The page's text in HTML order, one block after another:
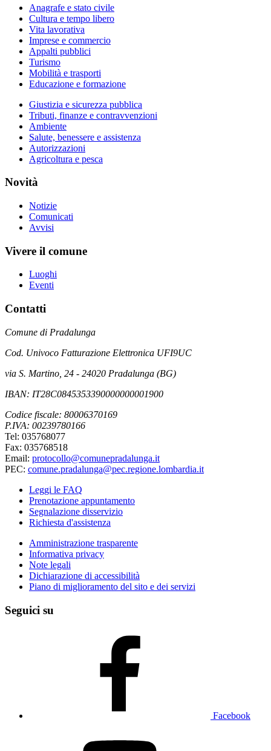
Anagrafe e stato civile
Cultura e tempo libero
Vita lavorativa
Imprese e commercio
Appalti pubblici
Turismo
Mobilità e trasporti
Educazione e formazione
Giustizia e sicurezza pubblica
Tributi, finanze e contravvenzioni
Ambiente
Salute, benessere e assistenza
Autorizzazioni
Agricoltura e pesca
Novità
Notizie
Comunicati
Avvisi
Vivere il comune
Luoghi
Eventi
Contatti
Comune di Pradalunga
Cod. Univoco Fatturazione Elettronica UFI9UC
via S. Martino, 24 - 24020 Pradalunga (BG)
IBAN: IT28C0845353390000000001900
Codice fiscale: 80006370169
P.IVA: 00239780166
Tel: 035768077
Fax: 035768518
Email: protocollo@comunepradalunga.it
PEC: comune.pradalunga@pec.regione.lombardia.it
Leggi le FAQ
Prenotazione appuntamento
Segnalazione disservizio
Richiesta d'assistenza
Amministrazione trasparente
Informativa privacy
Note legali
Dichiarazione di accessibilità
Piano di miglioramento del sito e dei servizi
Seguici su
Facebook